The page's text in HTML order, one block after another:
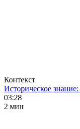
Контекст
Историческое
03:28
2 мин